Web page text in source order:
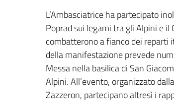
L’Ambasciatrice ha partecipato
Poprad sui legami tra gli Alpini e
combatterono a fianco dei reparti
della manifestazione prevede
Messa nella basilica di San
Alpini. All’evento, organizzato
Zazzeron, partecipano altresì i